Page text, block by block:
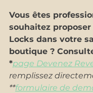
Vous êtes
souhaitez
Locks dans votre
boutique ?
*page Devenez
remplissez
**formulaire de